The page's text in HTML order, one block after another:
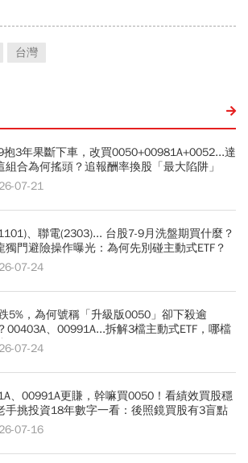
台灣
抱3年果斷下車，改買0050+00981A+0052...達
組合為何搖頭？追報酬率換股「最大陷阱」
07-21
、聯電(2303)... 台股7-9月洗盤期買什麼？
獨門避險操作曝光：為何先別碰主動式ETF？
07-24
5%，為何號稱「升級版0050」卻下殺逾
00403A、00991A...拆解3檔主動式ETF，哪檔
？07-24
、00991A更賺，幹嘛買0050！看績效買股穩
手挑投資18年數字一看：後照鏡買股有3盲點
07-16